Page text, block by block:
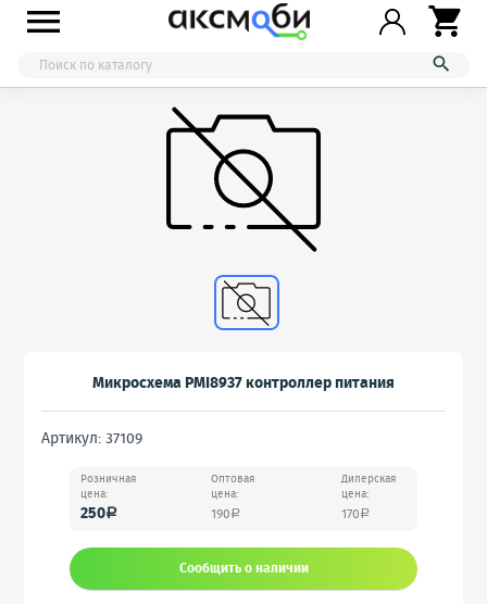



Микросхема PMI8937 контроллер питания
Артикул: 37109
Розничная
цена:
250a
Оптовая
цена:
190 a
Дилерская
цена:
170 a
Сообщить o наличии